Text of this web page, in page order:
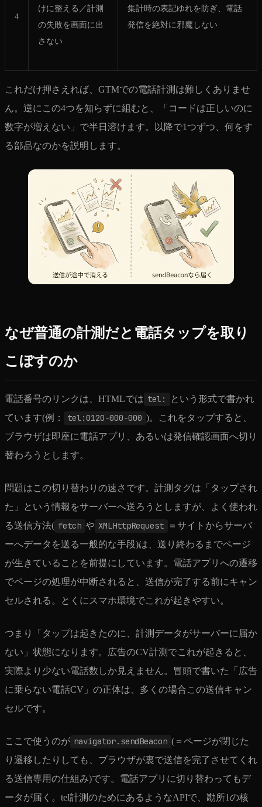
4
けに整える／計測
の失敗を画面に出
さない
集計時の表記ゆれを防ぎ、電話
発信を絶対に邪魔しない
これだけ押さえれば、GTMでの電話計測は難しくありませ
ん。逆にこの4つを知らずに組むと、「コードは正しいのに
数字が増えない」で半日溶けます。以降で1つずつ、何をす
る部品なのかを説明します。
なぜ普通の計測だと電話タップを取り
こぼすのか
電話番号のリンクは、HTMLでは tel:
という形式で書かれ
ています(例：
tel:0120-000-000 )。これをタップすると、
ブラウザは即座に電話アプリ、あるいは発信確認画面へ切り
替わろうとします。
問題はこの切り替わりの速さです。計測タグは「タップされ
た」という情報をサーバーへ送ろうとしますが、よく使われ
る送信方法( fetch や XMLHttpRequest
＝サイトからサーバ
ーへデータを送る一般的な手段)は、送り終わるまでページ
が生きていることを前提にしています。電話アプリへの遷移
でページの処理が中断されると、送信が完了する前にキャン
セルされる。とくにスマホ環境でこれが起きやすい。
つまり「タップは起きたのに、計測データがサーバーに届か
ない」状態になります。広告のCV計測でこれが起きると、
実際より少ない電話数しか見えません。冒頭で書いた「広告
に乗らない電話CV」の正体は、多くの場合この送信キャン
セルです。
ここで使うのが navigator.sendBeacon (＝ページが閉じた
り遷移したりしても、ブラウザが裏で送信を完了させてくれ
る送信専用の仕組み)です。電話アプリに切り替わってもデ
ータが届く。tel計測のためにあるようなAPIで、勘所1の核